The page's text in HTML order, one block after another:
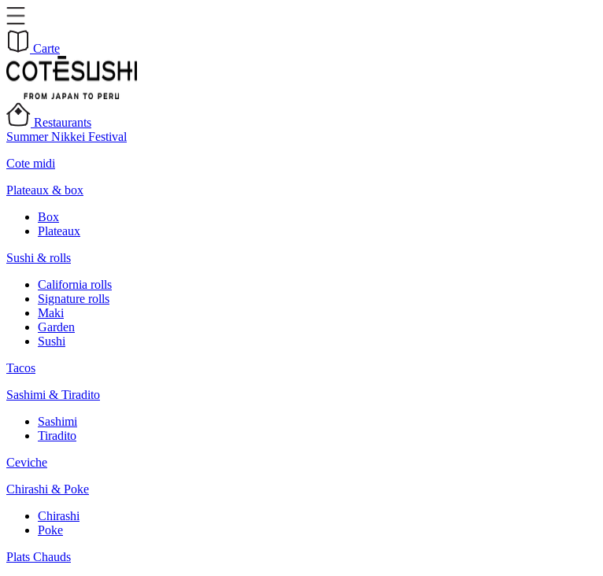
Carte
Restaurants
Summer Nikkei Festival
Cote midi
Plateaux & box
Box
Plateaux
Sushi & rolls
California rolls
Signature rolls
Maki
Garden
Sushi
Tacos
Sashimi & Tiradito
Sashimi
Tiradito
Ceviche
Chirashi & Poke
Chirashi
Poke
Plats Chauds